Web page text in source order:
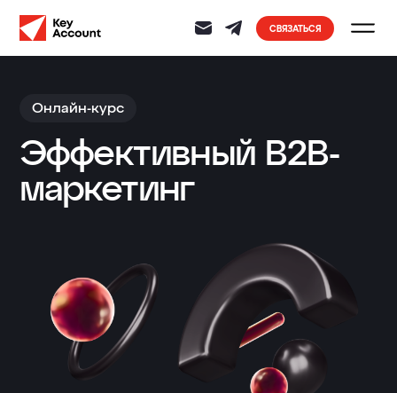
СВЯЗАТЬСЯ
Онлайн-курс
Эффективный B2B-
маркетинг